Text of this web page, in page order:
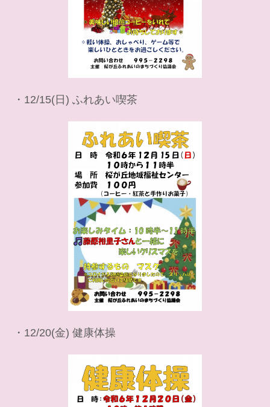
・12/15(日) ふれあい喫茶
・12/20(金) 健康体操